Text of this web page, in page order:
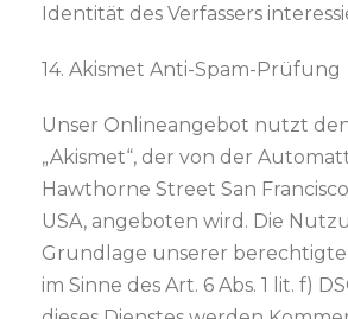
Identität des Verfassers
14. Akismet Anti-Spam-Prüfung
Unser Onlineangebot nutzt
„Akismet“, der von der
Hawthorne Street San
USA, angeboten wird. Die
Grundlage unserer
im Sinne des Art. 6 Abs. 1 lit. f)